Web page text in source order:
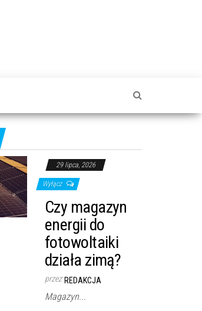
29 lipca, 2026
Wyłącz
Czy magazyn
energii do
fotowoltaiki
działa zimą?
przez REDAKCJA
Magazyn...